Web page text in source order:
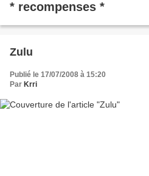
* recompenses *
Zulu
Publié le 17/07/2008 à 15:20
Par Krri